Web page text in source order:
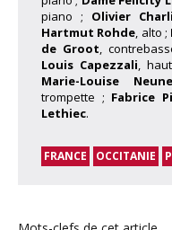
piano ; Olivier
Hartmut Rohde, alto ;
de Groot,
Louis Capezzali,
Marie-Louise
trompette ; Fabrice
Lethiec.
FRANCE OCCITANIE